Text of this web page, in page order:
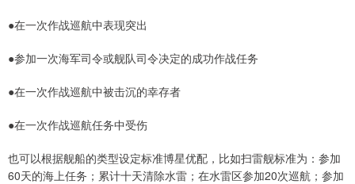
●在一次作战巡航中表现突出
●参加一次海军司令或舰队司令决定的成功作战任务
●在一次作战巡航中被击沉的幸存者
●在一次作战巡航任务中受伤
也可以根据舰船的类型设定标准博星优配，比如扫雷舰标准为：参加
60天的海上任务；累计十天清除水雷；在水雷区参加20次巡航；参加